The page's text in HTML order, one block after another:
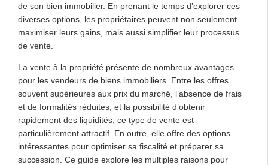
de son bien immobilier. En prenant le temps d’explorer ces
diverses options, les propriétaires peuvent non seulement
maximiser leurs gains, mais aussi simplifier leur processus
de vente.
La vente à la propriété présente de nombreux avantages
pour les vendeurs de biens immobiliers. Entre les offres
souvent supérieures aux prix du marché, l’absence de frais
et de formalités réduites, et la possibilité d’obtenir
rapidement des liquidités, ce type de vente est
particulièrement attractif. En outre, elle offre des options
intéressantes pour optimiser sa fiscalité et préparer sa
succession. Ce guide explore les multiples raisons pour